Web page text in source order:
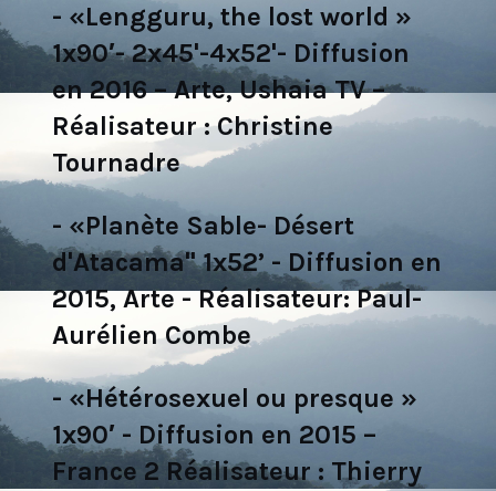
- «Lengguru, the lost world »
1x90′- 2x45'-4x52'- Diffusion
en 2016 – Arte, Ushaia TV –
Réalisateur : Christine
Tournadre
- «Planète Sable- Désert
d'Atacama" 1x52’ - Diffusion en
2015, Arte - Réalisateur: Paul-
Aurélien Combe
- «Hétérosexuel ou presque »
1x90′ - Diffusion en 2015 –
France 2 Réalisateur : Thierry